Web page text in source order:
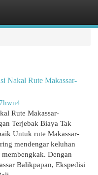
Nakal Rute Makassar-
Rute Makassar-
Terjebak Biaya Tak
Untuk rute Makassar-
mendengar keluhan
Dengan
Balikpapan, Ekspedisi